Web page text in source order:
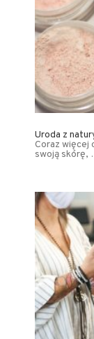
Uroda z
Coraz więcej
swoją skórę,